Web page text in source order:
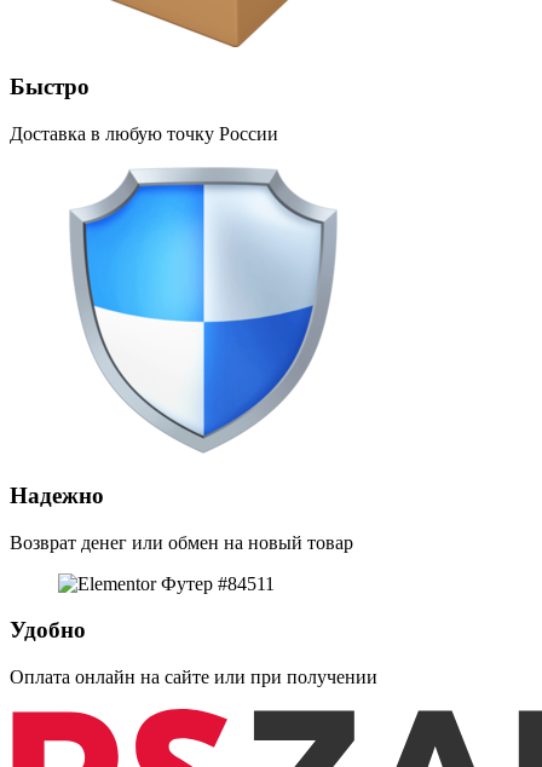
Быстро
Доставка в любую точку России
Надежно
Возврат денег или обмен на новый товар
Удобно
Оплата онлайн на сайте или при получении